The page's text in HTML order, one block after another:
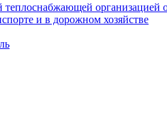
организацией
и в дорожном хозяйстве